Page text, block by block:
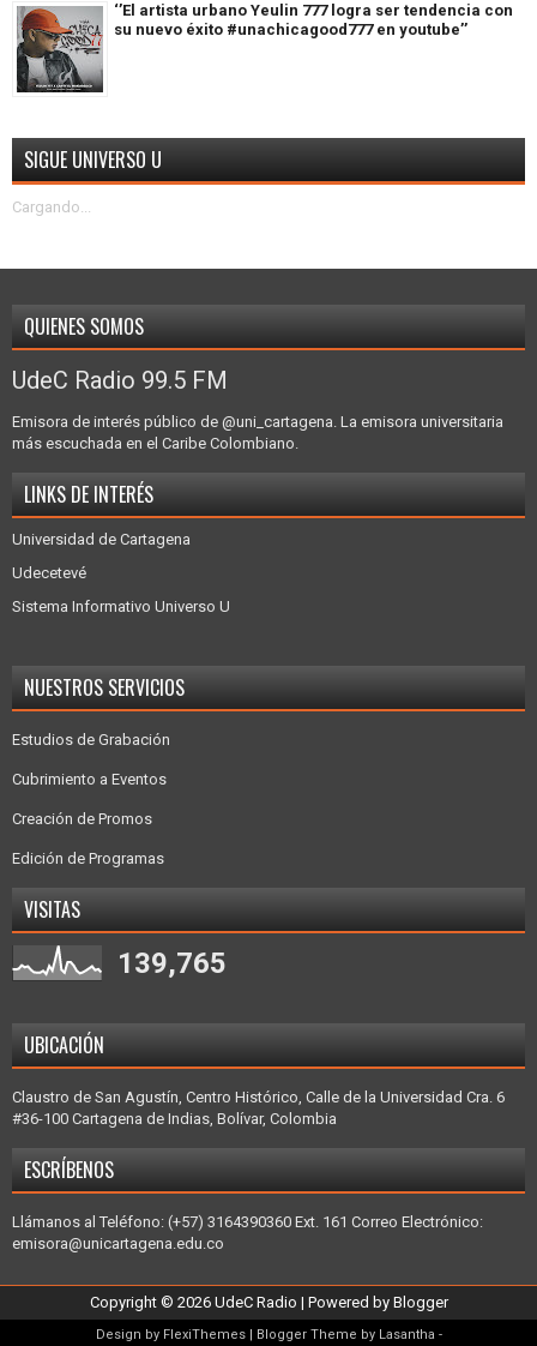
‘’El artista urbano Yeulin 777 logra ser tendencia con
su nuevo éxito #unachicagood777 en youtube’’
SIGUE UNIVERSO U
Cargando...
QUIENES SOMOS
UdeC Radio 99.5 FM
Emisora de interés público de @uni_cartagena. La emisora universitaria
más escuchada en el Caribe Colombiano.
LINKS DE INTERÉS
Universidad de Cartagena
Udecetevé
Sistema Informativo Universo U
NUESTROS SERVICIOS
Estudios de Grabación
Cubrimiento a Eventos
Creación de Promos
Edición de Programas
VISITAS
139,765
UBICACIÓN
Claustro de San Agustín, Centro Histórico, Calle de la Universidad Cra. 6
#36-100 Cartagena de Indias, Bolívar, Colombia
ESCRÍBENOS
Llámanos al Teléfono: (+57) 3164390360 Ext. 161 Correo Electrónico:
emisora@unicartagena.edu.co
Copyright © 2026 UdeC Radio | Powered by Blogger
Design by FlexiThemes| Blogger Theme by Lasantha -